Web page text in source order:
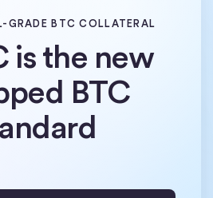
GRADE BTC COLLATERAL
is the new
BTC